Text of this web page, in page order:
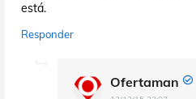
está.
Responder
Ofertaman